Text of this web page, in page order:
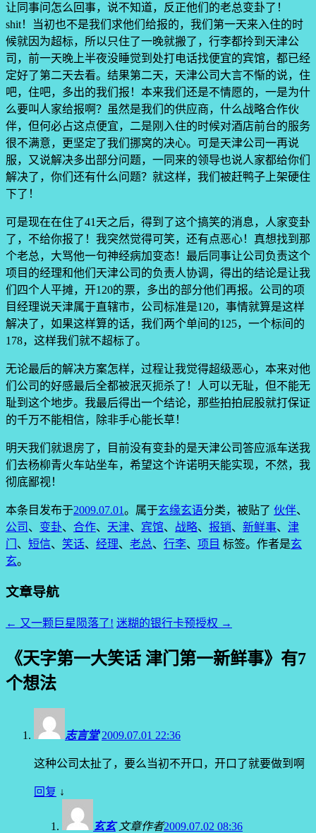
让同事问怎么回事，说不知道，反正他们的老总变卦了！
shit！当初也不是我们求他们给报的，我们第一天来入住的时
候就因为超标，所以只住了一晚就搬了，行李都拎到天津公
司，前一天晚上半夜没睡觉到处打电话找便宜的宾馆，都已经
定好了第二天去看。结果第二天，天津公司大言不惭的说，住
吧，住吧，多出的我们报！本来我们还是不情愿的，一是为什
么要叫人家给报啊？虽然是我们的供应商，什么战略合作伙
伴，但何必占这点便宜，二是刚入住的时候对酒店前台的服务
很不满意，更坚定了我们挪窝的决心。可是天津公司一再说
服，又说解决多出部分问题，一同来的领导也说人家都给你们
解决了，你们还有什么问题？就这样，我们被赶鸭子上架硬住
下了！
可是现在在住了41天之后，得到了这个搞笑的消息，人家变卦
了，不给你报了！我突然觉得可笑，还有点恶心！真想找到那
个老总，大骂他一句神经病加变态！最后同事让公司负责这个
项目的经理和他们天津公司的负责人协调，得出的结论是让我
们四个人平摊，开120的票，多出的部分他们再报。公司的项
目经理说天津属于直辖市，公司标准是120，事情就算是这样
解决了，如果这样算的话，我们两个单间的125，一个标间的
178，这样我们就不超标了。
无论最后的解决方案怎样，过程让我觉得超级恶心，本来对他
们公司的好感最后全都被泯灭扼杀了！人可以无耻，但不能无
耻到这个地步。我最后得出一个结论，那些拍拍屁股就打保证
的千万不能相信，除非手心能长草！
明天我们就退房了，目前没有变卦的是天津公司答应派车送我
们去杨柳青火车站坐车，希望这个许诺明天能实现，不然，我
彻底鄙视！
本条目发布于2009.07.01。属于玄缘玄语分类，被贴了 伙伴、
公司 、 变卦、 合作、 天津、 宾馆、 战略、 报销、 新鲜事、 津
门 、 短信、 笑话、 经理、 老总、 行李、 项目 标签。 作者是玄
玄。
文章导航
← 又一颗巨星陨落了! 迷糊的银行卡预授权 →
《天字第一大笑话 津门第一新鲜事》有7
个想法
志言堂 2009.07.01 22:36
这种公司太扯了，要么当初不开口，开口了就要做到啊
回复 ↓
玄玄 文章作者2009.07.02 08:36